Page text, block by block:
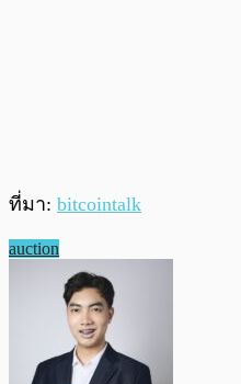
ที่มา: bitcointalk
auction